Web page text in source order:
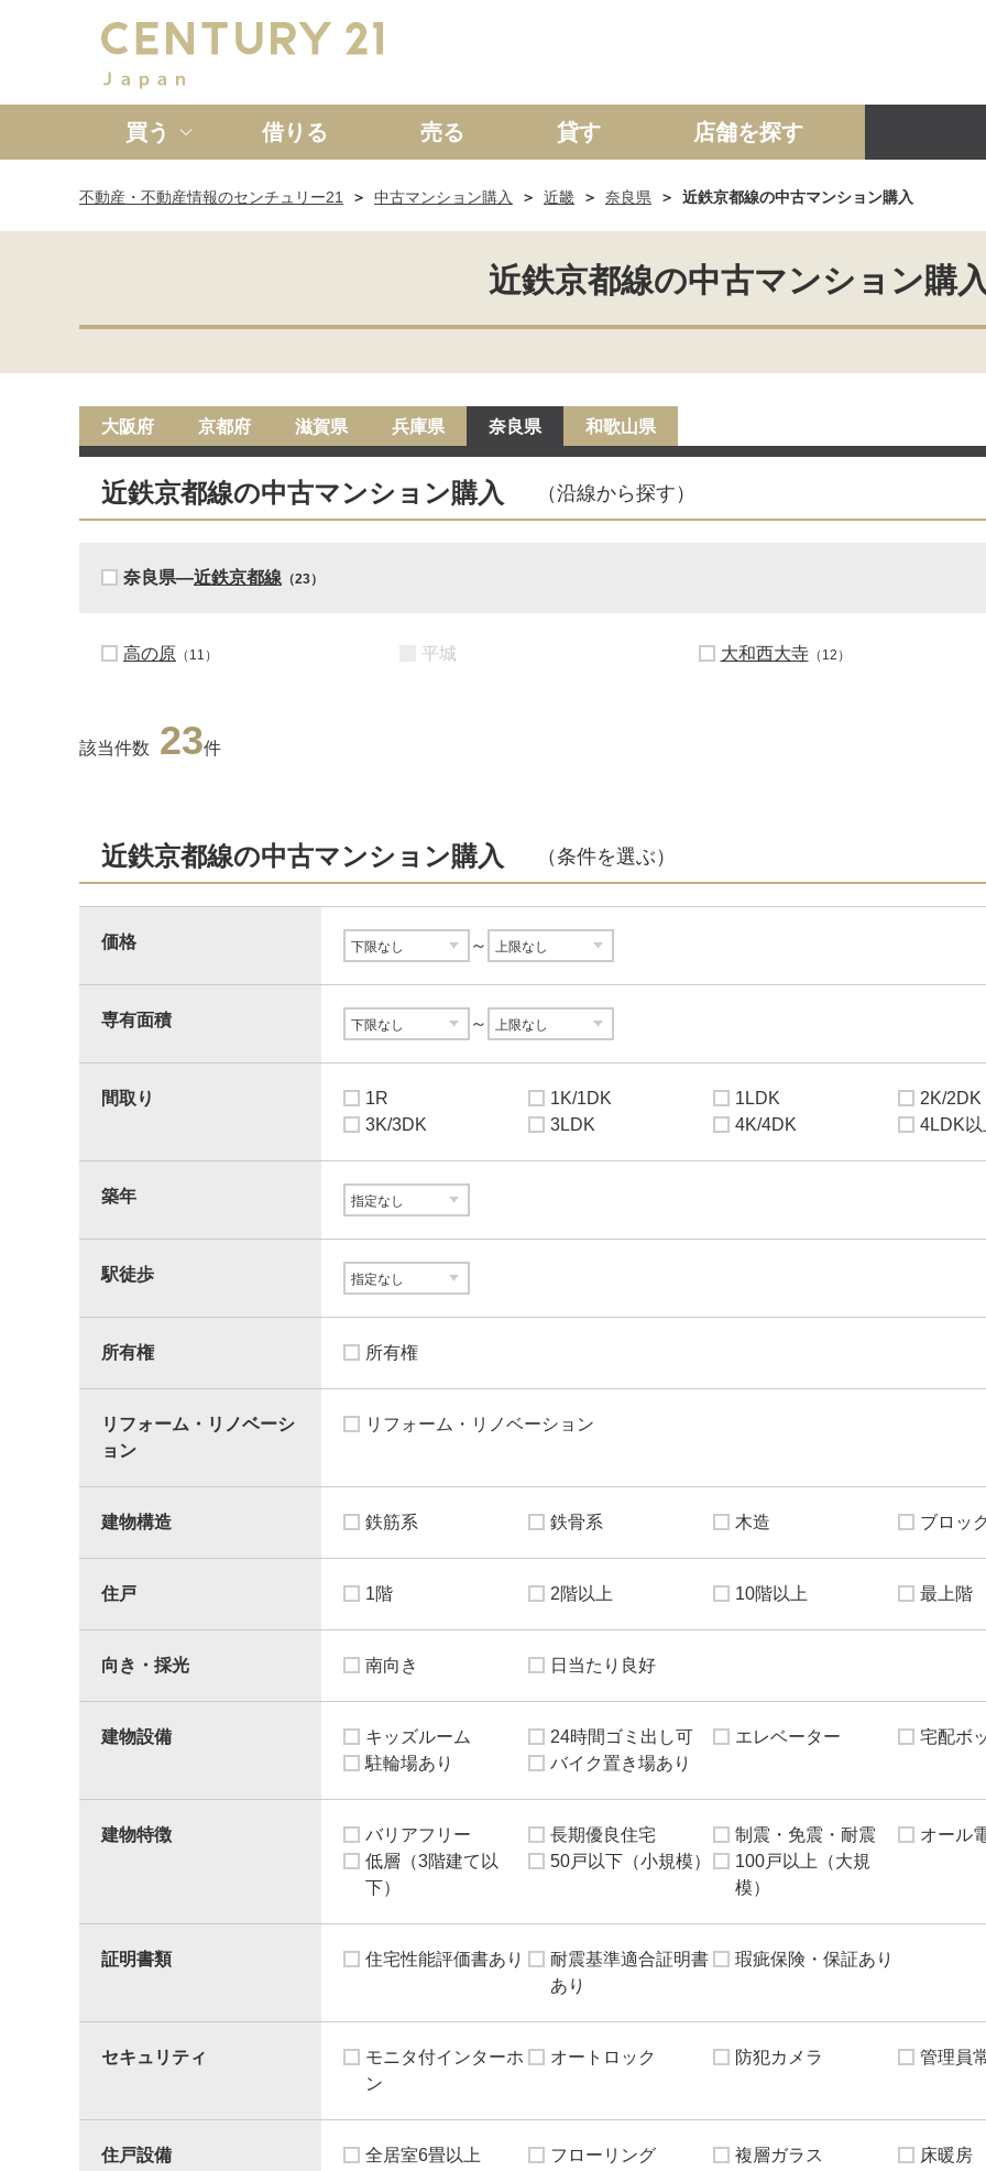
買う
新築一戸建て 中古一戸建て マンション 土地 事業投資用
借りる 売る 貸す 店舗を探す
不動産・不動産情報のセンチュリー21 中古マンション購入 近畿 奈良県 近鉄京都線の中古マンション購入
近鉄京都線の中古マンション購入
大阪府 京都府 滋賀県 兵庫県 奈良県 和歌山県
近鉄京都線の中古マンション購入 （沿線から探す）
奈良県―近鉄京都線 （23）
高の原 （11） 平城 大和西大寺（12）
該当件数 23件
近鉄京都線の中古マンション購入 （条件を選ぶ）
価格 ～
専有面積 ～
間取り 1R 1K/1DK 1LDK 2K/2DK
3K/3DK
3LDK 4K/4DK 4LDK以
築年
駅徒歩
所有権 所有権
リフォーム・リノベーシ
ョン
リフォーム・リノベーション
建物構造 鉄筋系 鉄骨系 木造 ブロッ
住戸 1階 2階以上 10階以上 最上階
向き・採光 南向き 日当たり良好
建物設備 キッズルーム 24時間ゴミ出し可 エレベーター 宅配ボ
駐輪場あり
バイク置き場あり
建物特徴 バリアフリー 長期優良住宅 制震・免震・耐震 オール
低層（3階建て以
下）
50戸以下（小規模）
100戸以上（大規
模）
証明書類 住宅性能評価書あり
耐震基準適合証明書
あり
瑕疵保険・保証あり
セキュリティ
モニタ付インターホ
ン
オートロック 防犯カメラ 管理員
住戸設備 全居室6畳以上 フローリング 複層ガラス 床暖房